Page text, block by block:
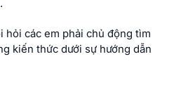
hỏi các em phải chủ động tìm
kiến thức dưới sự hướng dẫn